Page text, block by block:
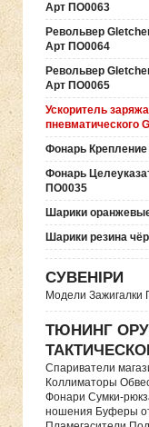
Арт ПО0063
Револьвер
Арт ПО0064
Револьвер
Арт ПО0065
Ускоритель
пневматического
Фонарь
Фонарь
ПО0035
Шарики
Шарики резина
СУВЕНІРИ
Модели Зажигалки
ТЮНИНГ
Спариватели
Коллиматоры
Фонари Сумки-
ношения Буферы